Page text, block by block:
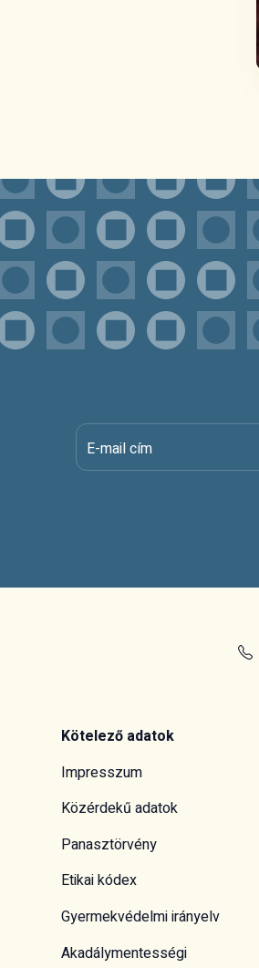
E-mail cím
Kötelező adatok
Impresszum
Közérdekű adatok
Panasztörvény
Etikai kódex
Gyermekvédelmi irányelv
Akadálymentességi